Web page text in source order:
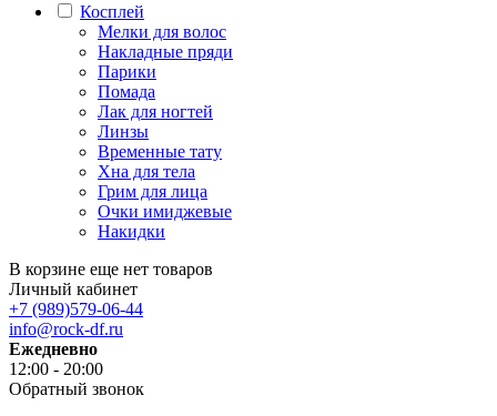
Косплей
Мелки для волос
Накладные пряди
Парики
Помада
Лак для ногтей
Линзы
Временные тату
Хна для тела
Грим для лица
Очки имиджевые
Накидки
В корзине еще нет товаров
Личный кабинет
+7 (989)579-06-44
info@rock-df.ru
Ежедневно
12:00 - 20:00
Обратный звонок